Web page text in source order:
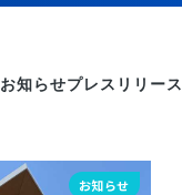
お知らせプレスリリース
お知らせ